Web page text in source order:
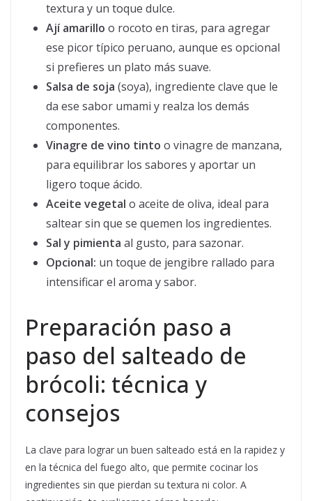
textura y un toque dulce.
Ají amarillo o rocoto en tiras, para agregar
ese picor típico peruano, aunque es opcional
si prefieres un plato más suave.
Salsa de soja (soya), ingrediente clave que le
da ese sabor umami y realza los demás
componentes.
Vinagre de vino tinto o vinagre de manzana,
para equilibrar los sabores y aportar un
ligero toque ácido.
Aceite vegetal o aceite de oliva, ideal para
saltear sin que se quemen los ingredientes.
Sal y pimienta al gusto, para sazonar.
Opcional: un toque de jengibre rallado para
intensificar el aroma y sabor.
Preparación paso a
paso del salteado de
brócoli: técnica y
consejos
La clave para lograr un buen salteado está en la rapidez y
en la técnica del fuego alto, que permite cocinar los
ingredientes sin que pierdan su textura ni color. A